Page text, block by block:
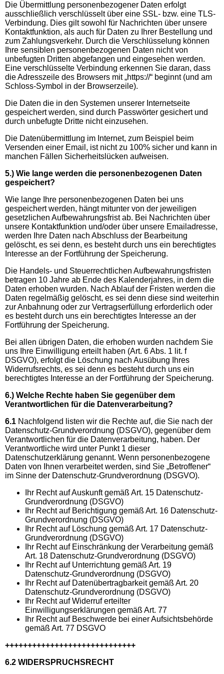
Die Übermittlung personenbezogener Daten erfolgt
ausschließlich verschlüsselt über eine SSL- bzw. eine TLS-
Verbindung. Dies gilt sowohl für Nachrichten über unsere
Kontaktfunktion, als auch für Daten zu Ihrer Bestellung und
zum Zahlungsverkehr. Durch die Verschlüsselung können
Ihre sensiblen personenbezogenen Daten nicht von
unbefugten Dritten abgefangen und eingesehen werden.
Eine verschlüsselte Verbindung erkennen Sie daran, dass
die Adresszeile des Browsers mit „https://“ beginnt (und am
Schloss-Symbol in der Browserzeile).
Die Daten die in den Systemen unserer Internetseite
gespeichert werden, sind durch Passwörter gesichert und
durch unbefugte Dritte nicht einzusehen.
Die Datenübermittlung im Internet, zum Beispiel beim
Versenden einer Email, ist nicht zu 100% sicher und kann in
manchen Fällen Sicherheitslücken aufweisen.
5.) Wie lange werden die personenbezogenen Daten
gespeichert?
Wie lange Ihre personenbezogenen Daten bei uns
gespeichert werden, hängt mitunter von der jeweiligen
gesetzlichen Aufbewahrungsfrist ab. Bei Nachrichten über
unsere Kontaktfunktion und/oder über unsere Emailadresse,
werden Ihre Daten nach Abschluss der Bearbeitung
gelöscht, es sei denn, es besteht durch uns ein berechtigtes
Interesse an der Fortführung der Speicherung.
Die Handels- und Steuerrechtlichen Aufbewahrungsfristen
betragen 10 Jahre ab Ende des Kalenderjahres, in dem die
Daten erhoben wurden. Nach Ablauf der Fristen werden die
Daten regelmäßig gelöscht, es sei denn diese sind weiterhin
zur Anbahnung oder zur Vertragserfüllung erforderlich oder
es besteht durch uns ein berechtigtes Interesse an der
Fortführung der Speicherung.
Bei allen übrigen Daten, die erhoben wurden nachdem Sie
uns Ihre Einwilligung erteilt haben (Art. 6 Abs. 1 lit. f
DSGVO), erfolgt die Löschung nach Ausübung Ihres
Widerrufsrechts, es sei denn es besteht durch uns ein
berechtigtes Interesse an der Fortführung der Speicherung.
6.) Welche Rechte haben Sie gegenüber dem
Verantwortlichen für die Datenverarbeitung?
6.1 Nachfolgend listen wir die Rechte auf, die Sie nach der
Datenschutz-Grundverordnung (DSGVO), gegenüber dem
Verantwortlichen für die Datenverarbeitung, haben. Der
Verantwortliche wird unter Punkt 1 dieser
Datenschutzerklärung genannt. Wenn personenbezogene
Daten von Ihnen verarbeitet werden, sind Sie „Betroffener“
im Sinne der Datenschutz-Grundverordnung (DSGVO).
Ihr Recht auf Auskunft gemäß Art. 15 Datenschutz-
Grundverordnung (DSGVO)
Ihr Recht auf Berichtigung gemäß Art. 16 Datenschutz-
Grundverordnung (DSGVO)
Ihr Recht auf Löschung gemäß Art. 17 Datenschutz-
Grundverordnung (DSGVO)
Ihr Recht auf Einschränkung der Verarbeitung gemäß
Art. 18 Datenschutz-Grundverordnung (DSGVO)
Ihr Recht auf Unterrichtung gemäß Art. 19
Datenschutz-Grundverordnung (DSGVO)
Ihr Recht auf Datenübertragbarkeit gemäß Art. 20
Datenschutz-Grundverordnung (DSGVO)
Ihr Recht auf Widerruf erteilter
Einwilligungserklärungen gemäß Art. 77
Ihr Recht auf Beschwerde bei einer Aufsichtsbehörde
gemäß Art. 77 DSGVO
+++++++++++++++++++++++++++++
6.2 WIDERSPRUCHSRECHT